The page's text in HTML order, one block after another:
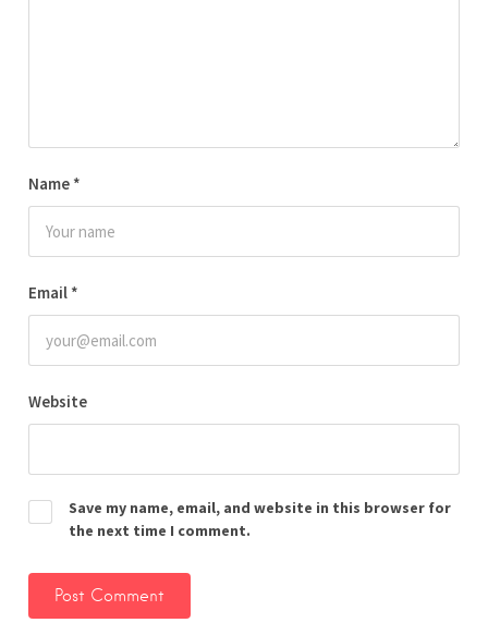
Name *
Email *
Website
Save my name, email, and website in this browser for
the next time I comment.